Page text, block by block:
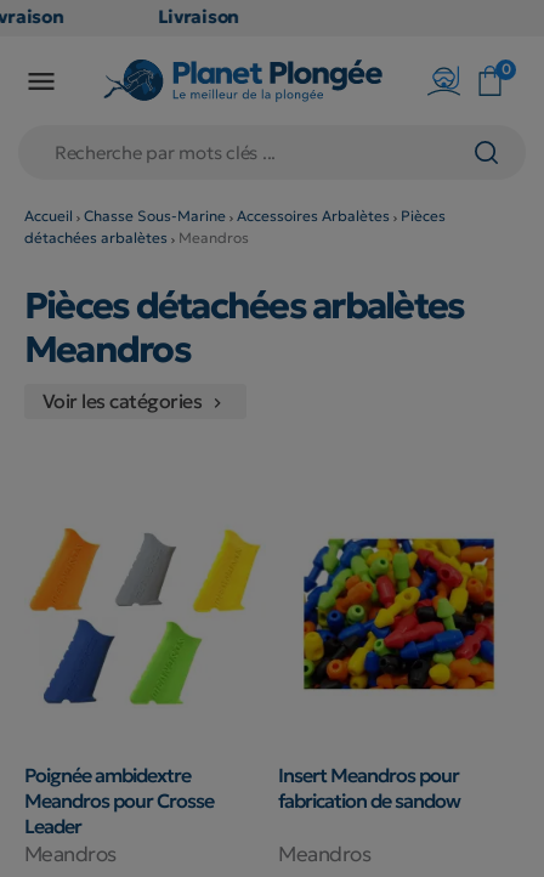
point
Livraison
en point
79€
(hors
produits
volumineux
éligibles)
 0
Accueil Chasse Sous-Marine Accessoires Arbalètes
Pièces
détachées arbalètes
Meandros
Pièces détachées arbalètes
Meandros
Voir les catégories 
Poignée ambidextre
Meandros pour Crosse
Leader
Meandros
Insert Meandros pour
fabrication de sandow
Meandros